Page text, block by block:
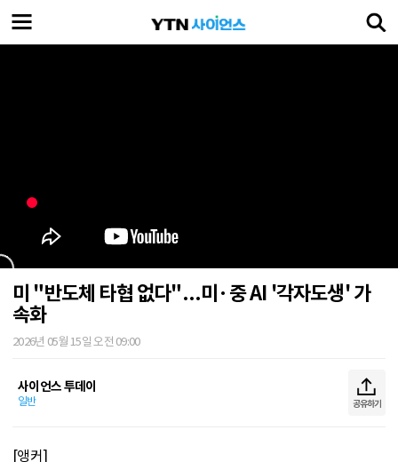
미 "반도체 타협 없다"...미·중 AI '각자도생' 가
속화
2026년 05월 15일 오전 09:00
사이언스 투데이
일반 공유하기
[앵커]